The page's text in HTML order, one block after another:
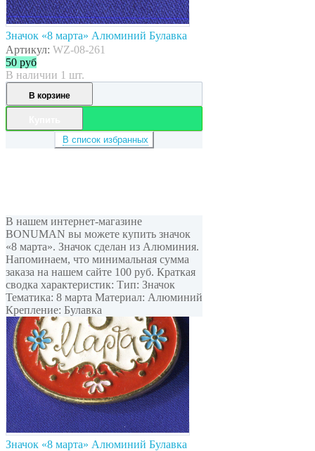
Значок «8 марта» Алюминий Булавка
Артикул: WZ-08-261
50 руб
В наличии 1 шт.
В корзине
В список избранных
В нашем интернет-магазине
BONUMAN вы можете купить значок
«8 марта». Значок сделан из Алюминия.
Напоминаем, что минимальная сумма
заказа на нашем сайте 100 руб. Краткая
сводка характеристик: Тип: Значок
Тематика: 8 марта Материал: Алюминий
Крепление: Булавка
Значок «8 марта» Алюминий Булавка